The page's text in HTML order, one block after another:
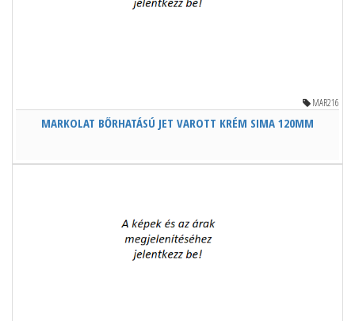
MAR216
MARKOLAT BŐRHATÁSÚ JET VAROTT KRÉM SIMA 120MM